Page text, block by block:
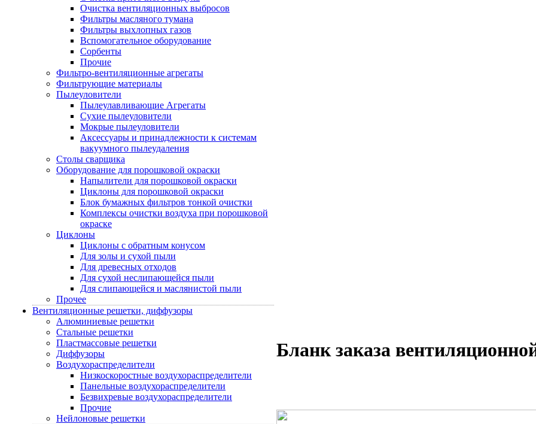
Очистка вентиляционных выбросов
Фильтры масляного тумана
Фильтры выхлопных газов
Вспомогательное оборудование
Сорбенты
Прочие
Фильтро-вентиляционные агрегаты
Фильтрующие материалы
Пылеуловители
Пылеулавливающие Агрегаты
Сухие пылеуловители
Мокрые пылеуловители
Аксессуары и принадлежности к системам
вакуумного пылеудаления
Столы сварщика
Оборудование для порошковой окраски
Напылители для порошковой окраски
Циклоны для порошковой окраски
Блок бумажных фильтров тонкой очистки
Комплексы очистки воздуха при порошковой
окраске
Циклоны
Циклоны с обратным конусом
Для золы и сухой пыли
Для древесных отходов
Для сухой неслипающейся пыли
Для слипающейся и маслянистой пыли
Прочее
Вентиляционные решетки, диффузоры
Алюминиевые решетки
Стальные решетки
Пластмассовые решетки
Диффузоры
Воздухораспределители
Низкоскоростные воздухораспределители
Панельные воздухораспределители
Безвихревые воздухораспределители
Прочие
Нейлоновые решетки
Бланк заказа